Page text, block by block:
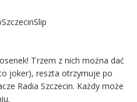
Trzem z nich można dać
joker), reszta otrzymuje po
Radia Szczecin. Każdy może